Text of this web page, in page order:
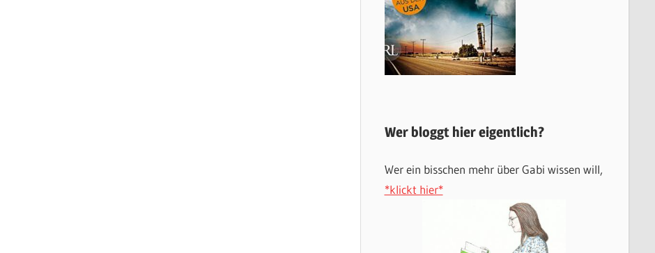
Wer bloggt hier eigentlich?
Wer ein bisschen mehr über Gabi wissen will,
*klickt hier*